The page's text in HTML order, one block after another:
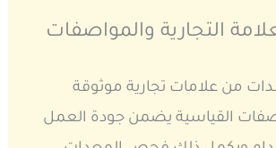
التجارية والمواصفات
من علامات تجارية موثوقة
القياسية يضمن جودة العمل